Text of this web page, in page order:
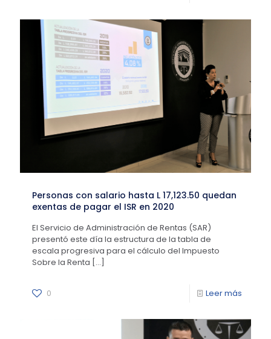
Personas con salario hasta L 17,123.50 quedan
exentas de pagar el ISR en 2020
El Servicio de Administración de Rentas (SAR)
presentó este día la estructura de la tabla de
escala progresiva para el cálculo del Impuesto
Sobre la Renta […]
0 Leer más